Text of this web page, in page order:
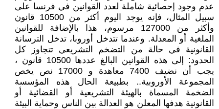
عدم وجود إحصائية شاملة لعدد القوانين في فرنسا على
سبيل المثال، فإنه يوجد اليوم أكثر من 10500 قانون
وأكثر من 127000 مرسوم، هذا بالإضافة للقوانين
الملغية أو المعدلة. وعندما تتدخل أوروبا، تدخل الترسانة
القانونية في حالة من التضخم التشريعي تتجاوز كل
الحدود: إلى هذه القوانين البالغ عددها 10500 قانون ،
يجب أن نضيف 7400 معاهدة و 17000 نص يخص
المجموعة الأوروبية.. بطبيعة الحال هذه المؤسسة
الضخمة المسماة بالهيئة التشريعية أو القضائية أو
القانونية هدفها المعلن هو العدالة بين الناس وحماية البيئة